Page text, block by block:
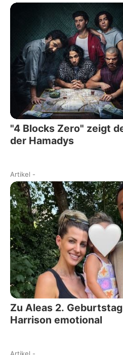
"4 Blocks Zero" zeigt
der Hamadys
Artikel -
Zu Aleas 2.
Harrison emotional